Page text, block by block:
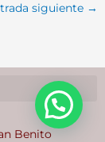
siguiente →
Benito